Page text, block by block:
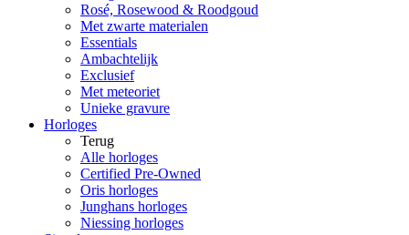
Rosé, Rosewood & Roodgoud
Met zwarte materialen
Essentials
Ambachtelijk
Exclusief
Met meteoriet
Unieke gravure
Horloges
Terug
Alle horloges
Certified Pre-Owned
Oris horloges
Junghans horloges
Niessing horloges